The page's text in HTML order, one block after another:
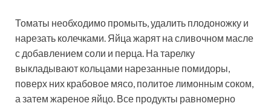
Томаты необходимо промыть, удалить плодоножку и
нарезать колечками. Яйца жарят на сливочном масле
с добавлением соли и перца. На тарелку
выкладывают кольцами нарезанные помидоры,
поверх них крабовое мясо, политое лимонным соком,
а затем жареное яйцо. Все продукты равномерно